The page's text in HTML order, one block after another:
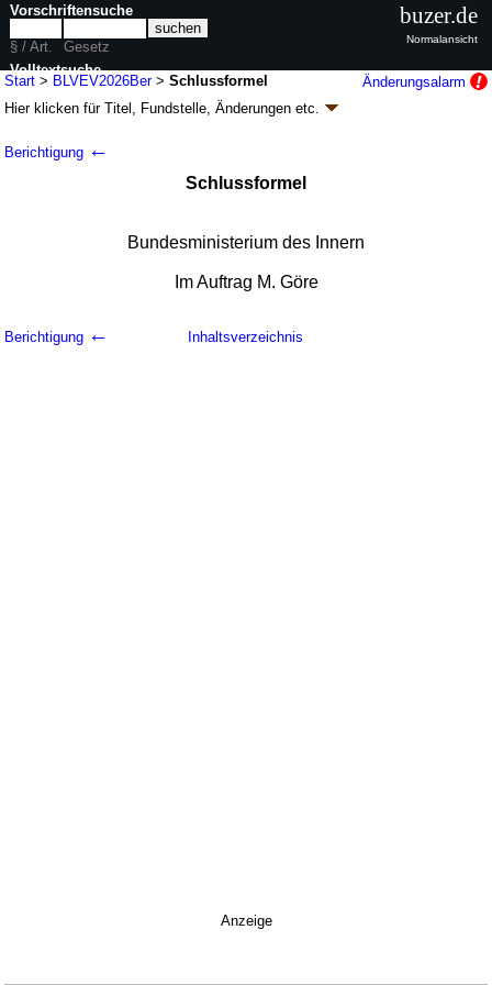
Start > BLVEV2026Ber>Schlussformel
Änderungsalarm
Hier klicken fürTitel, Fundstelle, Änderungen etc.
zur Novellierung der
Bundeslaufbahnverordnung
BGBl. 2026 I Nr. 115; Geltung ab 17.03.2026
Berichtigung ←
Schlussformel
Bundesministerium des Innern
Im Auftrag M. Göre
Berichtigung ← Inhaltsverzeichnis
Vorschriftensuche
§ / Art.
Gesetz
Volltextsuche
nur in BLVEV2026Ber
buzer.de
Normalansicht
Anzeige